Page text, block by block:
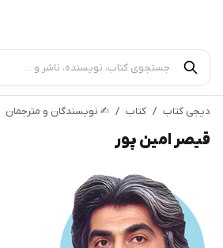
دیجی کتاب / کتاب / ✍︎ نویسندگان و مترجمان
قیصر امین پور